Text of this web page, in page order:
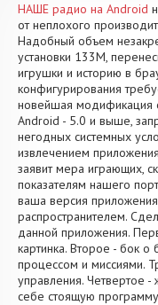
НАШЕ радио на Android
от неплохого
Надобный объем
установки 133M,
игрушки и историю в
конфигурирования
новейшая модификация
Android - 5.0 и выше,
негодных системных
извлечением
заявит мера играющих,
показателям нашего
ваша версия
распространителем.
данной приложения.
картинка. Второе - бок
процессом и миссиями.
управления. Четвертое
себе стоящую